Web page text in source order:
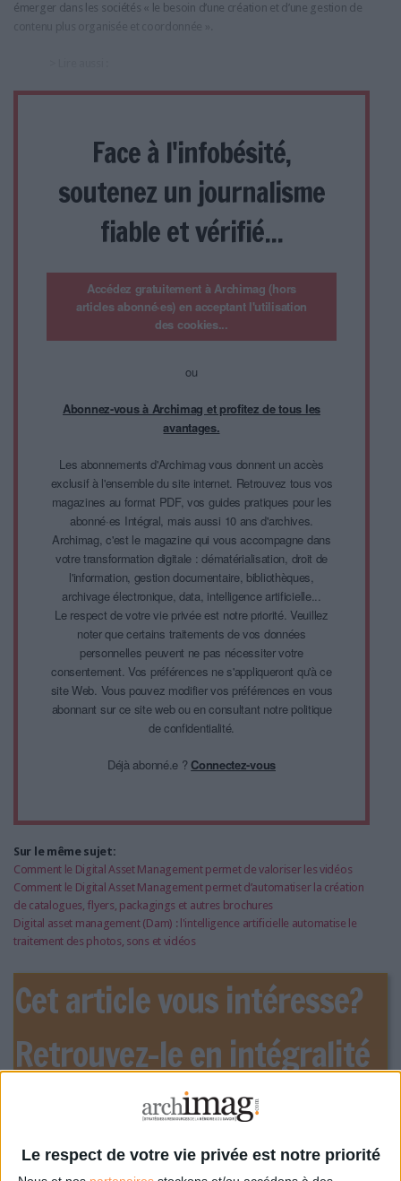
Le respect de votre vie privée est notre priorité
émerger dans les sociétés « le besoin d’une création et d’une gestion de
Face à l'infobésité,
soutenez un journalisme
fiable et vérifié...
Accédez gratuitement à Archimag (hors
articles abonné·es) en acceptant l'utilisation
des cookies...
ou
Abonnez-vous à Archimag et profitez de tous les
avantages.
Les abonnements d'Archimag vous donnent un accès
exclusif à l'ensemble du site internet. Retrouvez tous vos
magazines au format PDF, vos guides pratiques pour les
abonné·es Intégral, mais aussi 10 ans d'archives.
Archimag, c'est le magazine qui vous accompagne dans
votre transformation digitale : dématérialisation, droit de
l'information, gestion documentaire, bibliothèques,
archivage électronique, data, intelligence artificielle...
Le respect de votre vie privée est notre priorité. Veuillez
noter que certains traitements de vos données
personnelles peuvent ne pas nécessiter votre
consentement. Vos préférences ne s'appliqueront qu'à ce
site Web. Vous pouvez modifier vos préférences en vous
abonnant sur ce site web ou en consultant notre politique
de confidentialité.
Déjà abonné.e ?Connectez-vous
Sur le même sujet:
Comment le Digital Asset Management permet de valoriser les vidéos
Comment le Digital Asset Management permet d’automatiser la création
de catalogues, flyers, packagings et autres brochures
Digital asset management (Dam) : l'intelligence artificielle automatise le
traitement des photos, sons et vidéos
Cet article vous intéresse?
Retrouvez-le en intégralité
dans le magazine Archimag